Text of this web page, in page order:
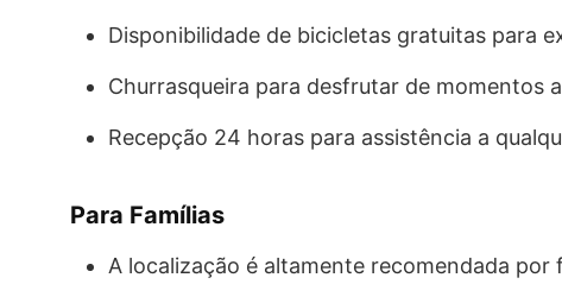
Disponibilidade de bicicletas gratuitas para
Churrasqueira para desfrutar de momentos
Recepção 24 horas para assistência a
Para Famílias
A localização é altamente recomendada